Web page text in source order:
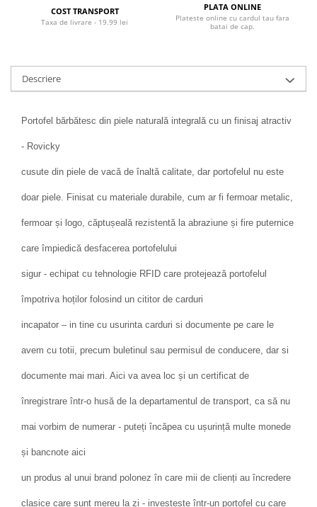
COST TRANSPORT
Taxa de livrare - 19.99 lei
PLATA ONLINE
Plateste online cu cardul tau fara
batai de cap.
Descriere
Portofel bărbătesc din piele naturală integrală cu un finisaj atractiv
- Rovicky
cusute din piele de vacă de înaltă calitate, dar portofelul nu este
doar piele. Finisat cu materiale durabile, cum ar fi fermoar metalic,
fermoar și logo, căptușeală rezistentă la abraziune și fire puternice
care împiedică desfacerea portofelului
sigur - echipat cu tehnologie RFID care protejează portofelul
împotriva hoților folosind un cititor de carduri
incapator – in tine cu usurinta carduri si documente pe care le
avem cu totii, precum buletinul sau permisul de conducere, dar si
documente mai mari. Aici va avea loc și un certificat de
înregistrare într-o husă de la departamentul de transport, ca să nu
mai vorbim de numerar - puteți încăpea cu ușurință multe monede
și bancnote aici
un produs al unui brand polonez în care mii de clienți au încredere
clasice care sunt mereu la zi - investește într-un portofel cu care